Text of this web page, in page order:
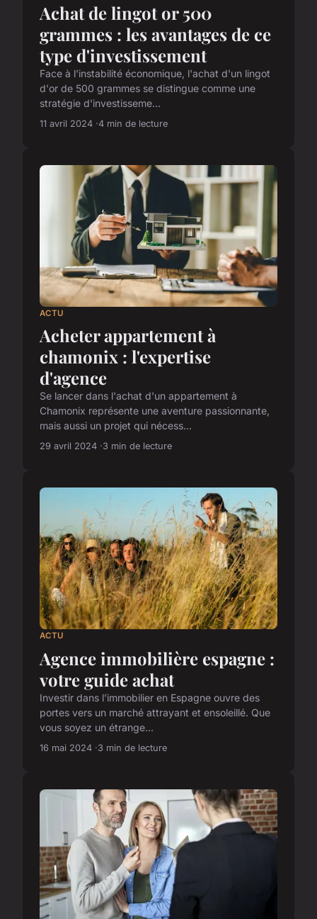
Achat de lingot or 500
grammes : les avantages de ce
type d'investissement
Face à l'instabilité économique, l'achat d'un lingot
d'or de 500 grammes se distingue comme une
stratégie d'investisseme...
11 avril 2024 4 min de lecture
ACTU
Acheter appartement à
chamonix : l'expertise
d'agence
Se lancer dans l'achat d'un appartement à
Chamonix représente une aventure passionnante,
mais aussi un projet qui nécess...
29 avril 2024 3 min de lecture
ACTU
Agence immobilière espagne :
votre guide achat
Investir dans l'immobilier en Espagne ouvre des
portes vers un marché attrayant et ensoleillé. Que
vous soyez un étrange...
16 mai 2024 3 min de lecture